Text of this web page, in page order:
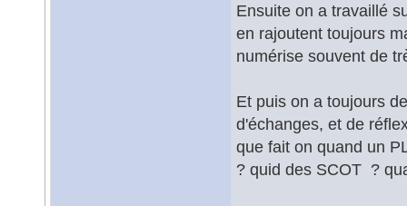
Ensuite on a travaillé
en rajoutent toujours
numérise souvent de
Et puis on a toujours
d'échanges, et de
que fait on quand un
? quid des SCOT ?